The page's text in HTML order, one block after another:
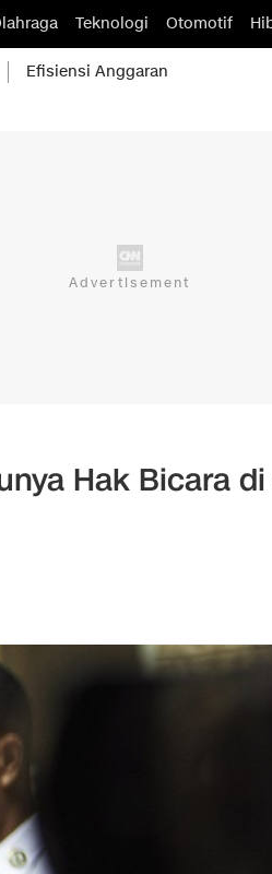
Teknologi Otomotif
Efisiensi Anggaran
Hak Bicara di